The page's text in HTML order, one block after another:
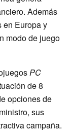
Además
en Europa y
modo de juego
PC
de 8
opciones de
sus
campaña.